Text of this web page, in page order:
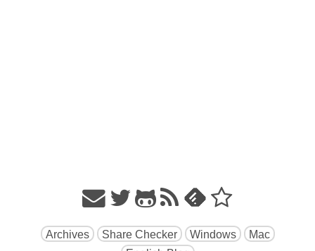
Archives Share Checker Windows
Mac